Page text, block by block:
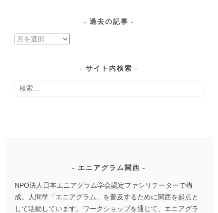
過去の記事
過
事
サイト内検索
検
エニアグラム関西
NPO法人日本エニアグラム学会認定ファシリテーターで構
成。人間学「エニアグラム」を普及するために関西を起点と
して活動しています。ワークショップを通じて、エニアグラ